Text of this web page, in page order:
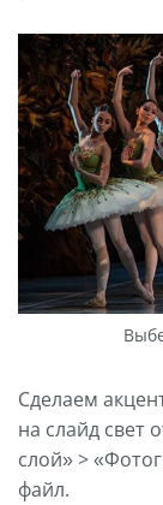
Сделаем
на слайд свет
слой» >
файл.